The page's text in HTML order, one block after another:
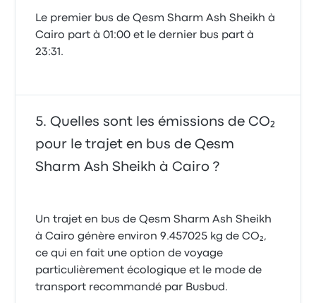
Le premier bus de Qesm Sharm Ash Sheikh à
Cairo part à 01:00 et le dernier bus part à
23:31.
Quelles sont les émissions de CO₂
pour le trajet en bus de Qesm
Sharm Ash Sheikh à Cairo ?
Un trajet en bus de Qesm Sharm Ash Sheikh
à Cairo génère environ 9.457025 kg de CO₂,
ce qui en fait une option de voyage
particulièrement écologique et le mode de
transport recommandé par Busbud.